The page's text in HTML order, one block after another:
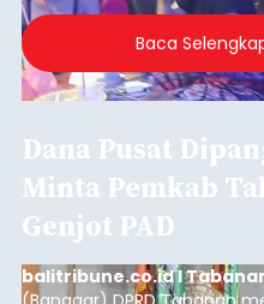
Genjot PAD
balitribune.co.id I
(Banggar) DPRD Tabanan
Pendapatan Asli Daerah
anggaran 2027.
Optimalisasi penerimaan dari
perlu karena APBD Tabanan
mengalami penurunan
akibat pemangkasan dana
Daerah (TKD) dari